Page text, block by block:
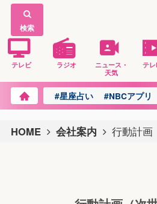
検索
テレビ ラジオ
ニュース・
天気
テ
#星座占い #NBCアプリ
HOME 会社案内 行動計画